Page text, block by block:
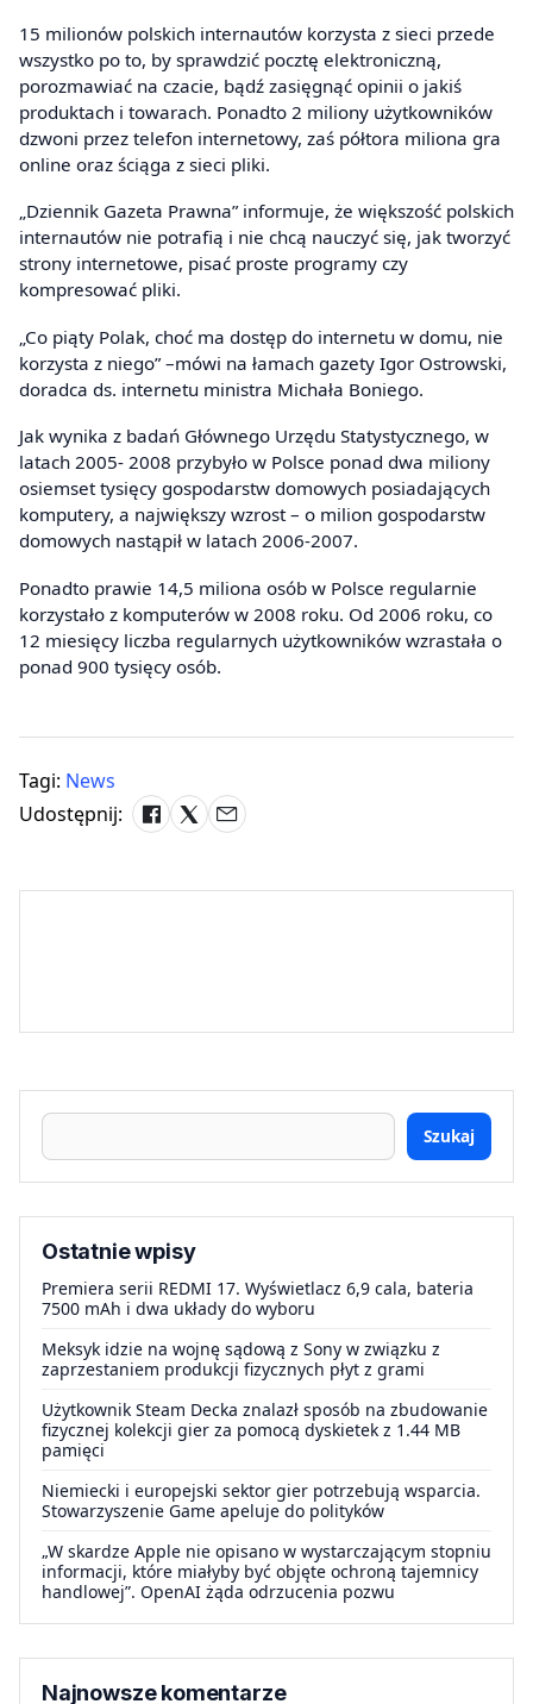
15 milionów polskich internautów korzysta z sieci przede
wszystko po to, by sprawdzić pocztę elektroniczną,
porozmawiać na czacie, bądź zasięgnąć opinii o jakiś
produktach i towarach. Ponadto 2 miliony użytkowników
dzwoni przez telefon internetowy, zaś półtora miliona gra
online oraz ściąga z sieci pliki.
„Dziennik Gazeta Prawna” informuje, że większość polskich
internautów nie potrafią i nie chcą nauczyć się, jak tworzyć
strony internetowe, pisać proste programy czy
kompresować pliki.
„Co piąty Polak, choć ma dostęp do internetu w domu, nie
korzysta z niego” –mówi na łamach gazety Igor Ostrowski,
doradca ds. internetu ministra Michała Boniego.
Jak wynika z badań Głównego Urzędu Statystycznego, w
latach 2005- 2008 przybyło w Polsce ponad dwa miliony
osiemset tysięcy gospodarstw domowych posiadających
komputery, a największy wzrost – o milion gospodarstw
domowych nastąpił w latach 2006-2007.
Ponadto prawie 14,5 miliona osób w Polsce regularnie
korzystało z komputerów w 2008 roku. Od 2006 roku, co
12 miesięcy liczba regularnych użytkowników wzrastała o
ponad 900 tysięcy osób.
Tagi: News
Udostępnij:
Szukaj
Ostatnie wpisy
Premiera serii REDMI 17. Wyświetlacz 6,9 cala, bateria
7500 mAh i dwa układy do wyboru
Meksyk idzie na wojnę sądową z Sony w związku z
zaprzestaniem produkcji fizycznych płyt z grami
Użytkownik Steam Decka znalazł sposób na zbudowanie
fizycznej kolekcji gier za pomocą dyskietek z 1.44 MB
pamięci
Niemiecki i europejski sektor gier potrzebują wsparcia.
Stowarzyszenie Game apeluje do polityków
„W skardze Apple nie opisano w wystarczającym stopniu
informacji, które miałyby być objęte ochroną tajemnicy
handlowej”. OpenAI żąda odrzucenia pozwu
Najnowsze komentarze